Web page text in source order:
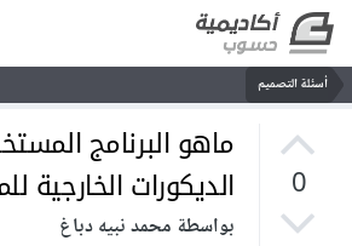
أسئلة التصميم
0
ماهو البرنامج
الديكورات الخارجية
بواسطة محمد نبيه دباغ